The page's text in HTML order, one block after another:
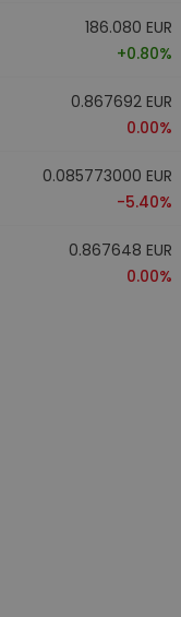
186.080 EUR
+0.80%
0.867692 EUR
0.00%
0.085773000 EUR
-5.40%
0.867648 EUR
0.00%